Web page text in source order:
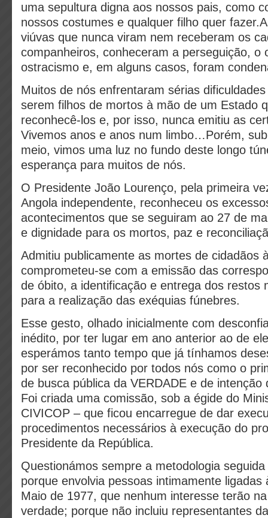
uma sepultura digna aos nossos pais, como
nossos costumes e qualquer filho quer
viúvas que nunca viram nem receberam os
companheiros, conheceram a perseguição, o
ostracismo e, em alguns casos, foram
Muitos de nós enfrentaram sérias
serem filhos de mortos à mão de um Estado
reconhecê-los e, por isso, nunca emitiu as
Vivemos anos e anos num limbo…Porém,
meio, vimos uma luz no fundo deste longo
esperança para muitos de nós.
O Presidente João Lourenço, pela primeira
Angola independente, reconheceu os
acontecimentos que se seguiram ao 27 de
e dignidade para os mortos, paz e
Admitiu publicamente as mortes de cidadãos
comprometeu-se com a emissão das
de óbito, a identificação e entrega dos restos
para a realização das exéquias fúnebres.
Esse gesto, olhado inicialmente com
inédito, por ter lugar em ano anterior ao de
esperámos tanto tempo que já tínhamos
por ser reconhecido por todos nós como o
de busca pública da VERDADE e de intenção
Foi criada uma comissão, sob a égide do
CIVICOP – que ficou encarregue de dar
procedimentos necessários à execução do
Presidente da República.
Questionámos sempre a metodologia
porque envolvia pessoas intimamente ligadas
Maio de 1977, que nenhum interesse terão
verdade; porque não incluiu representantes